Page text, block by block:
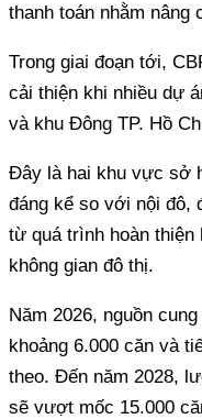
thanh toán nhằm nâng
Trong giai đoạn tới,
cải thiện khi nhiều dự
và khu Đông TP. Hồ
Đây là hai khu vực sở
đáng kể so với nội
từ quá trình hoàn thiện
không gian đô thị.
Năm 2026, nguồn
khoảng 6.000 căn và
theo. Đến năm 2028,
sẽ vượt mốc 15.000